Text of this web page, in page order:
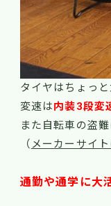
タイヤはちょっ
変速は内装3段変
また自転車の盗
（ メーカーサイ
通勤や通学に大